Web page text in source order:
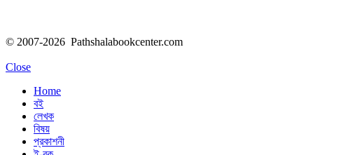
© 2007-2026 Pathshalabookcenter.com
Close
Home
বই
লেখক
বিষয়
প্রকাশনী